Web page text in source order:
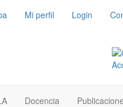
Mi perfil Login
Docencia